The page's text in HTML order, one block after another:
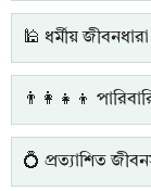
🕌 ধর্মীয় জীবনধারা
👨‍👩‍👧‍👦
💍 প্রত্যাশিত